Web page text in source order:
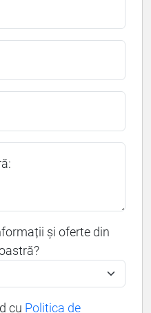
și oferte din
cu Politica de